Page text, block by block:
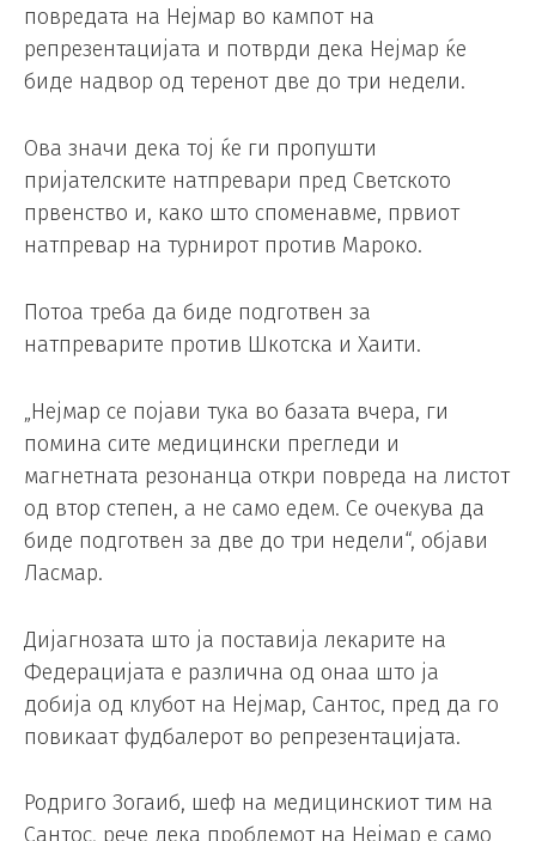
повредата на Нејмар во кампот на
репрезентацијата и потврди дека Нејмар ќе
биде надвор од теренот две до три недели.
Ова значи дека тој ќе ги пропушти
пријателските натпревари пред Светското
првенство и, како што споменавме, првиот
натпревар на турнирот против Мароко.
Потоа треба да биде подготвен за
натпреварите против Шкотска и Хаити.
„Нејмар се појави тука во базата вчера, ги
помина сите медицински прегледи и
магнетната резонанца откри повреда на листот
од втор степен, а не само едем. Се очекува да
биде подготвен за две до три недели“, објави
Ласмар.
Дијагнозата што ја поставија лекарите на
Федерацијата е различна од онаа што ја
добија од клубот на Нејмар, Сантос, пред да го
повикаат фудбалерот во репрезентацијата.
Родриго Зогаиб, шеф на медицинскиот тим на
Сантос, рече дека проблемот на Нејмар е само